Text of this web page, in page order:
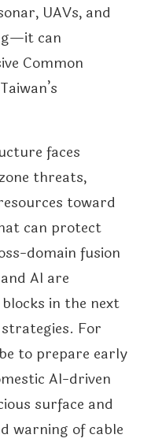
UAVs, and
can
Common
faces
threats,
toward
can protect
domain fusion
AI are
in the next
For
to prepare early
AI-driven
surface and
warning of cable